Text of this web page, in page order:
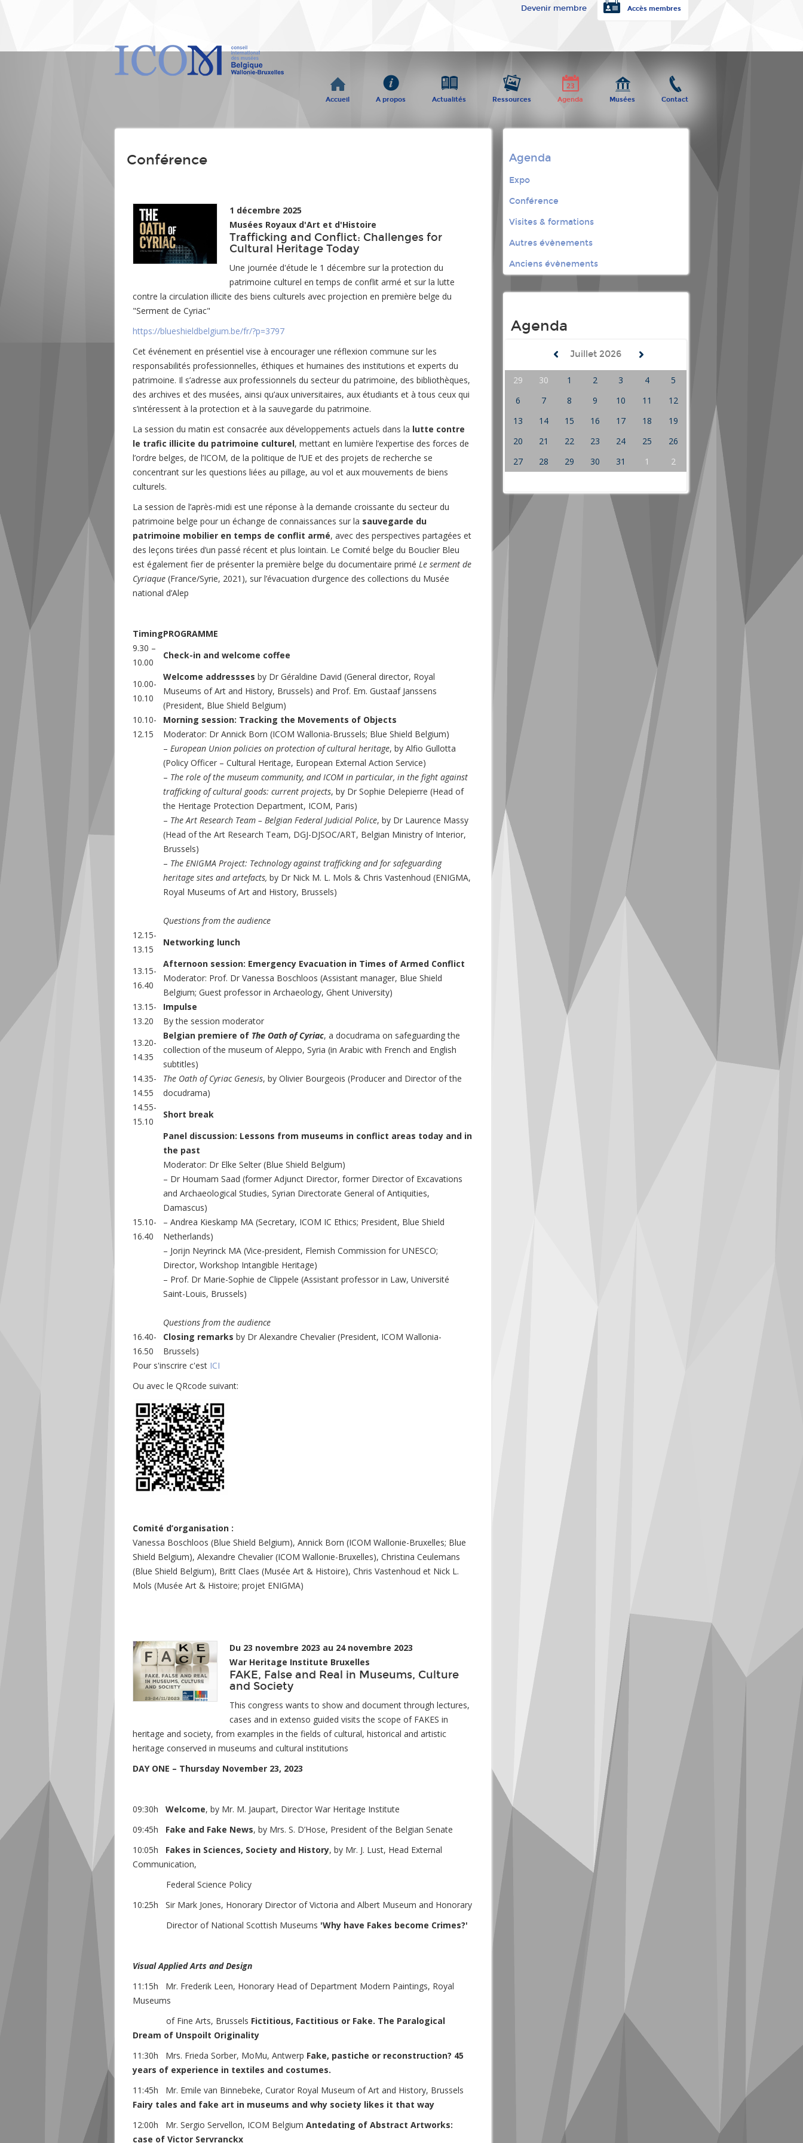
Accueil A propos Actualités Ressources Agenda Musées Contact
Devenir membre Accès membres
Conférence
1 décembre 2025
Musées Royaux d'Art et d'Histoire
Trafficking and Conflict: Challenges for
Cultural Heritage Today
Une journée d'étude le 1 décembre sur la protection du
patrimoine culturel en temps de conflit armé et sur la lutte
contre la circulation illicite des biens culturels avec projection en première belge du
"Serment de Cyriac"
https://blueshieldbelgium.be/fr/?p=3797
Cet événement en présentiel vise à encourager une réflexion commune sur les
responsabilités professionnelles, éthiques et humaines des institutions et experts du
patrimoine. Il s’adresse aux professionnels du secteur du patrimoine, des bibliothèques,
des archives et des musées, ainsi qu’aux universitaires, aux étudiants et à tous ceux qui
s’intéressent à la protection et à la sauvegarde du patrimoine.
La session du matin est consacrée aux développements actuels dans la lutte contre
le trafic illicite du patrimoine culturel, mettant en lumière l’expertise des forces de
l’ordre belges, de l’ICOM, de la politique de l’UE et des projets de recherche se
concentrant sur les questions liées au pillage, au vol et aux mouvements de biens
culturels.
La session de l’après-midi est une réponse à la demande croissante du secteur du
patrimoine belge pour un échange de connaissances sur la sauvegarde du
patrimoine mobilier en temps de conflit armé, avec des perspectives partagées et
des leçons tirées d’un passé récent et plus lointain. Le Comité belge du Bouclier Bleu
est également fier de présenter la première belge du documentaire primé Le serment de
Cyriaque (France/Syrie, 2021), sur l’évacuation d’urgence des collections du Musée
national d’Alep
TimingPROGRAMME
9.30 –
10.00
Check-in and welcome coffee
10.00-
10.10
Welcome addressses by Dr Géraldine David (General director, Royal
Museums of Art and History, Brussels) and Prof. Em. Gustaaf Janssens
(President, Blue Shield Belgium)
10.10-
12.15
Morning session: Tracking the Movements of Objects
Moderator: Dr Annick Born (ICOM Wallonia-Brussels; Blue Shield Belgium)
– European Union policies on protection of cultural heritage, by Alfio Gullotta
(Policy Officer – Cultural Heritage, European External Action Service)
– The role of the museum community, and ICOM in particular, in the fight against
trafficking of cultural goods: current projects, by Dr Sophie Delepierre (Head of
the Heritage Protection Department, ICOM, Paris)
– The Art Research Team – Belgian Federal Judicial Police, by Dr Laurence Massy
(Head of the Art Research Team, DGJ-DJSOC/ART, Belgian Ministry of Interior,
Brussels)
– The ENIGMA Project: Technology against trafficking and for safeguarding
heritage sites and artefacts, by Dr Nick M. L. Mols & Chris Vastenhoud (ENIGMA,
Royal Museums of Art and History, Brussels)
Questions from the audience
12.15-
13.15
Networking lunch
13.15-
16.40
Afternoon session: Emergency Evacuation in Times of Armed Conflict
Moderator: Prof. Dr Vanessa Boschloos (Assistant manager, Blue Shield
Belgium; Guest professor in Archaeology, Ghent University)
13.15-
13.20
Impulse
By the session moderator
13.20-
14.35
Belgian premiere of The Oath of Cyriac, a docudrama on safeguarding the
collection of the museum of Aleppo, Syria (in Arabic with French and English
subtitles)
14.35-
14.55
The Oath of Cyriac Genesis, by Olivier Bourgeois (Producer and Director of the
docudrama)
14.55-
15.10
Short break
15.10-
16.40
Panel discussion: Lessons from museums in conflict areas today and in
the past
Moderator: Dr Elke Selter (Blue Shield Belgium)
– Dr Houmam Saad (former Adjunct Director, former Director of Excavations
and Archaeological Studies, Syrian Directorate General of Antiquities,
Damascus)
– Andrea Kieskamp MA (Secretary, ICOM IC Ethics; President, Blue Shield
Netherlands)
– Jorijn Neyrinck MA (Vice-president, Flemish Commission for UNESCO;
Director, Workshop Intangible Heritage)
– Prof. Dr Marie-Sophie de Clippele (Assistant professor in Law, Université
Saint-Louis, Brussels)
Questions from the audience
16.40-
16.50
Closing remarks by Dr Alexandre Chevalier (President, ICOM Wallonia-
Brussels)
Pour s'inscrire c'est ICI
Ou avec le QRcode suivant:
Comité d’organisation :
Vanessa Boschloos (Blue Shield Belgium), Annick Born (ICOM Wallonie-Bruxelles; Blue
Shield Belgium), Alexandre Chevalier (ICOM Wallonie-Bruxelles), Christina Ceulemans
(Blue Shield Belgium), Britt Claes (Musée Art & Histoire), Chris Vastenhoud et Nick L.
Mols (Musée Art & Histoire; projet ENIGMA)
Du 23 novembre 2023 au 24 novembre 2023
War Heritage Institute Bruxelles
FAKE, False and Real in Museums, Culture
and Society
This congress wants to show and document through lectures,
cases and in extenso guided visits the scope of FAKES in
heritage and society, from examples in the fields of cultural, historical and artistic
heritage conserved in museums and cultural institutions
DAY ONE – Thursday November 23, 2023
09:30h Welcome, by Mr. M. Jaupart, Director War Heritage Institute
09:45h Fake and Fake News, by Mrs. S. D’Hose, President of the Belgian Senate
10:05h Fakes in Sciences, Society and History, by Mr. J. Lust, Head External
Communication,
Federal Science Policy
10:25h Sir Mark Jones, Honorary Director of Victoria and Albert Museum and Honorary
Director of National Scottish Museums 'Why have Fakes become Crimes?'
Visual Applied Arts andDesign
11:15h Mr. Frederik Leen, Honorary Head of Department Modern Paintings, Royal
Museums
of Fine Arts, Brussels Fictitious, Factitious or Fake. The Paralogical
Dream of Unspoilt Originality
11:30h Mrs. Frieda Sorber, MoMu, Antwerp Fake, pastiche or reconstruction? 45
years of experience in textiles and costumes.
11:45h Mr. Emile van Binnebeke, Curator Royal Museum of Art and History, Brussels
Fairy tales and fake art in museums and why society likes it that way
12:00h Mr. Sergio Servellon, ICOM Belgium Antedating of Abstract Artworks:
case of Victor Servranckx
Agenda
Expo
Conférence
Visites & formations
Autres évènements
Anciens évènements
Agenda
Juillet 2026
29 30 1 2 3 4
5
6
7 8 9 10 11
12
13
14 15 16 17 18
19
20
21 22 23 24 25
26
27
28 29 30 31 1 2